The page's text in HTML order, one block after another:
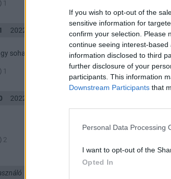
If you wish to opt-out of the
sensitive information for
confirm your selection. Please
continue seeing interest-
information disclosed to third
further disclosure of your
participants. This information
Downstream Participants that
Personal Data Processing
I want to opt-out of the
Opted In
1
2022. 12. 13. 14:49 Előzmény:
soha és talán megindul vissza.... :)
1
2022. 12. 13. 14:02
2